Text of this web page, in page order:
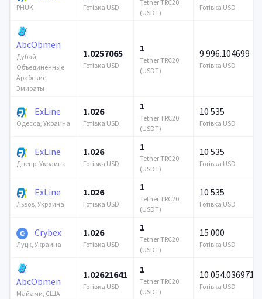
PHUK Готівка USD
Tether TRC20
(USDT)
Готівка USD
AbcObmen
Дубай,
Объединенные
Арабские
Эмираты
1.0257065
Готівка USD
1
Tether TRC20
(USDT)
9 996.104699
Готівка USD
ExLine
Одесса, Украина
1.026
Готівка USD
1
Tether TRC20
(USDT)
10 535
Готівка USD
ExLine
Днепр, Украина
1.026
Готівка USD
1
Tether TRC20
(USDT)
10 535
Готівка USD
ExLine
Львов, Украина
1.026
Готівка USD
1
Tether TRC20
(USDT)
10 535
Готівка USD
Crybex
Луцк, Украина
1.026
Готівка USD
1
Tether TRC20
(USDT)
15 000
Готівка USD
AbcObmen
Майами, США
1.02621641
Готівка USD
1
Tether TRC20
(USDT)
10 054.036971
Готівка USD